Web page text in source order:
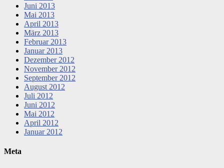
Juni 2013
Mai 2013
April 2013
März 2013
Februar 2013
Januar 2013
Dezember 2012
November 2012
September 2012
August 2012
Juli 2012
Juni 2012
Mai 2012
April 2012
Januar 2012
Meta